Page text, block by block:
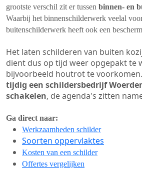
grootste verschil zit er tussen binnen- en
Waarbij het binnenschilderwerk veelal
buitenschilderwerk heeft ook een
Het laten schilderen van buiten
dient dus op tijd weer opgepakt te
bijvoorbeeld houtrot te
tijdig een schildersbedrijf
schakelen, de agenda's zitten
Ga direct naar:
Werkzaamheden schilder
Soorten oppervlaktes
Kosten van een schilder
Offertes vergelijken